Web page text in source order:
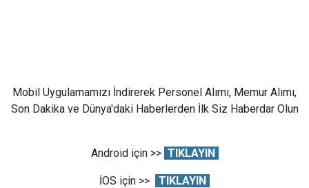
Mobil Uygulamamızı İndirerek Personel Alımı, Memur Alımı,
Son Dakika ve Dünya'daki Haberlerden İlk Siz Haberdar Olun
Android için >> TIKLAYIN
İOS için >> TIKLAYIN